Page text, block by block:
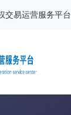
交易运营服务平台